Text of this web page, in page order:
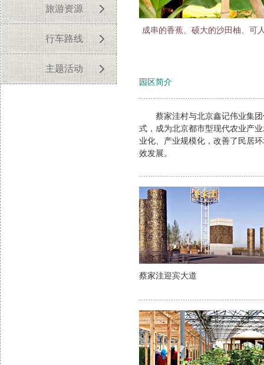
旅游资源
行车路线
主题活动
成串的香蕉、硕大的沙田柚、可
园区简介
蔡家洼村与北京鑫记伟业集团
式，成为北京都市型现代农业产
业化、产业规模化，改善了民居
效发展。
蔡家洼迎宾大道